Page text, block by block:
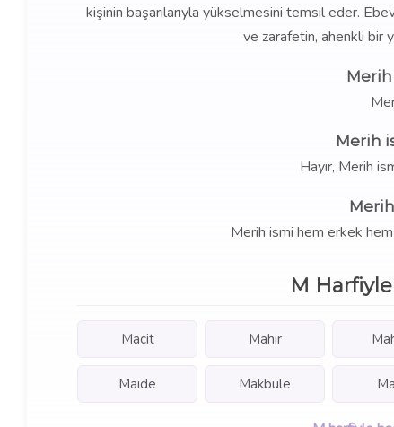
kişinin başarılarıyla yükselmesini temsil eder.
ve zarafetin, ahenkli bir
Merih
Hayır, Merih
Merih ismi hem erkek hem
M
Macit Mahir
Maide Makbule